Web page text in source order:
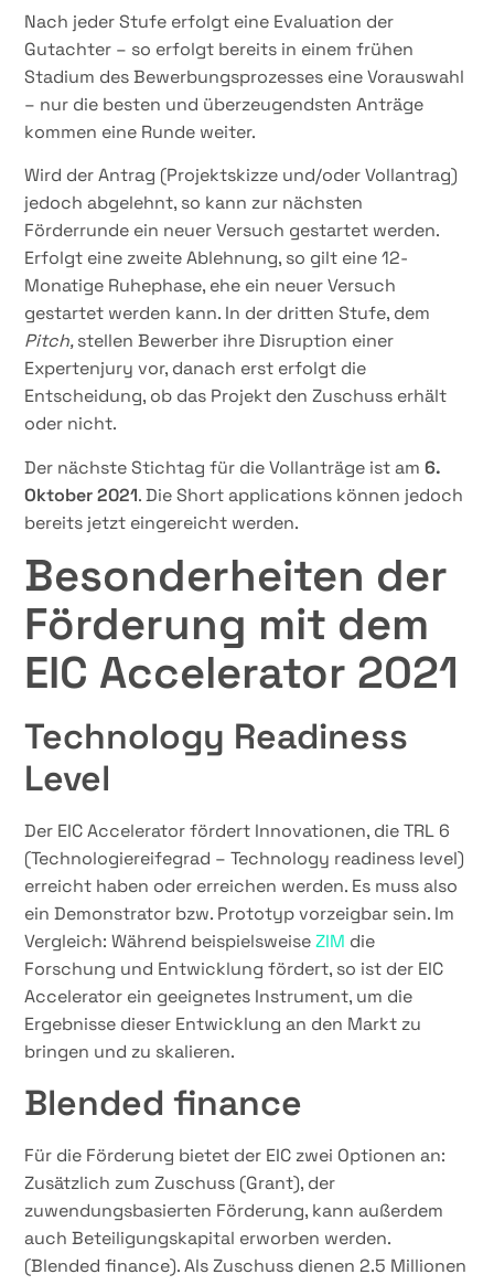
Nach jeder Stufe erfolgt eine Evaluation der
Gutachter – so erfolgt bereits in einem frühen
Stadium des Bewerbungsprozesses eine Vorauswahl
– nur die besten und überzeugendsten Anträge
kommen eine Runde weiter.
Wird der Antrag (Projektskizze und/oder Vollantrag)
jedoch abgelehnt, so kann zur nächsten
Förderrunde ein neuer Versuch gestartet werden.
Erfolgt eine zweite Ablehnung, so gilt eine 12-
Monatige Ruhephase, ehe ein neuer Versuch
gestartet werden kann. In der dritten Stufe, dem
Pitch,stellen Bewerber ihre Disruption einer
Expertenjury vor, danach erst erfolgt die
Entscheidung, ob das Projekt den Zuschuss erhält
oder nicht.
Der nächste Stichtag für die Vollanträge ist am6.
Oktober 2021. Die Short applications können jedoch
bereits jetzt eingereicht werden.
Besonderheiten der
Förderung mit dem
EIC Accelerator 2021
Technology Readiness
Level
Der EIC Accelerator fördert Innovationen, die TRL 6
(Technologiereifegrad – Technology readiness level)
erreicht haben oder erreichen werden. Es muss also
ein Demonstrator bzw. Prototyp vorzeigbar sein. Im
Vergleich: Während beispielsweiseZIM die
Forschung und Entwicklung fördert, so ist der EIC
Accelerator ein geeignetes Instrument, um die
Ergebnisse dieser Entwicklung an den Markt zu
bringen und zu skalieren.
Blended finance
Für die Förderung bietet der EIC zwei Optionen an:
Zusätzlich zum Zuschuss (Grant), der
zuwendungsbasierten Förderung, kann außerdem
auch Beteiligungskapital erworben werden.
(Blended finance). Als Zuschuss dienen 2.5 Millionen